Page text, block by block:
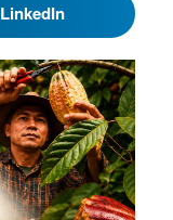
LinkedIn